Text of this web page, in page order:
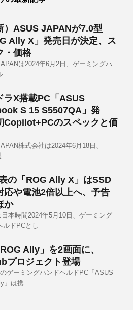
）ASUS JAPANが7.0型
Ally X」発売日が決定、ス
・価格
は2024年6月2日、ゲーミングハ
ラX搭載PC「ASUS
S 15 S5507QA」発
Copilot+PCのスペックと価
株式会社は2024年6月18日、
の「ROG Ally X」はSSD
応や電池2倍以上へ、予告
か
本時間2024年5月10日、ゲーミング
ルドPCとし
Ally」を2画面に、
プロジェクト登場
ゲーミングハンドヘルドPC「ASUS
」は携